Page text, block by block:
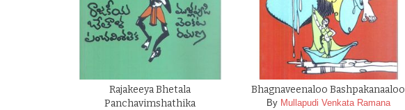
Rajakeeya Bhetala
Panchavimshathika
Bhagnaveenaloo Bashpakanaaloo
By Mullapudi Venkata Ramana